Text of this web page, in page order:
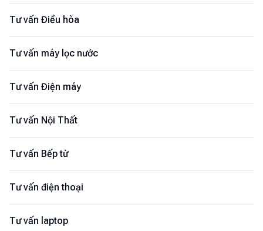
Tư vấn Điều hòa
Tư vấn máy lọc nước
Tư vấn Điện máy
Tư vấn Nội Thất
Tư vấn Bếp từ
Tư vấn điện thoại
Tư vấn laptop